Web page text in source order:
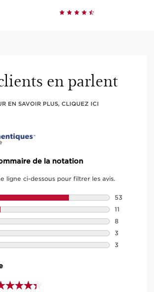
en parlent
EN SAVOIR PLUS, CLIQUEZ ICI